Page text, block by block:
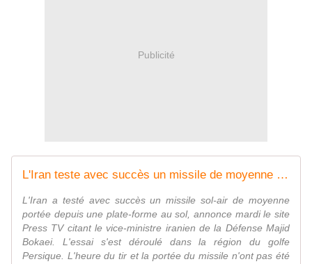
Publicité
L'Iran teste avec succès un missile de moyenne portée (TV)
L'Iran a testé avec succès un missile sol-air de moyenne
portée depuis une plate-forme au sol, annonce mardi le site
Press TV citant le vice-ministre iranien de la Défense Majid
Bokaei. L'essai s'est déroulé dans la région du golfe
Persique. L'heure du tir et la portée du missile n'ont pas été